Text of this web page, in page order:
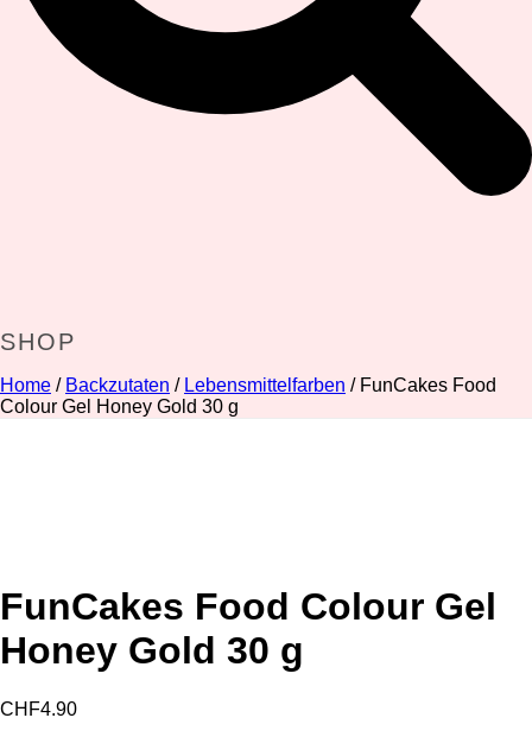
SHOP
Home / Backzutaten / Lebensmittelfarben / FunCakes Food
Colour Gel Honey Gold 30 g
FunCakes Food Colour Gel
Honey Gold 30 g
CHF4.90